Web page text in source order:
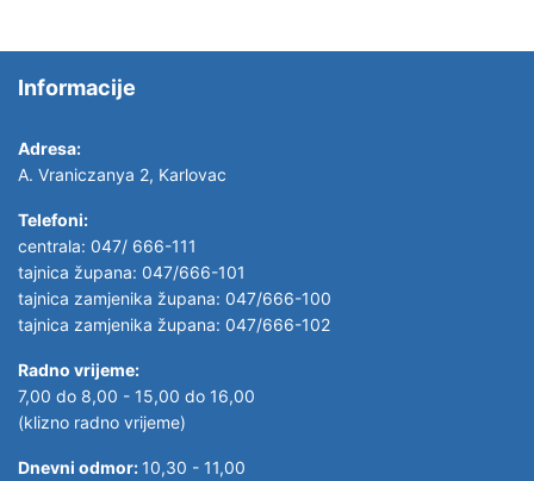
Informacije
Adresa:
A. Vraniczanya 2, Karlovac
Telefoni:
centrala: 047/ 666-111
tajnica župana: 047/666-101
tajnica zamjenika župana: 047/666-100
tajnica zamjenika župana: 047/666-102
Radno vrijeme:
7,00 do 8,00 - 15,00 do 16,00
(klizno radno vrijeme)
Dnevni odmor: 10,30 - 11,00